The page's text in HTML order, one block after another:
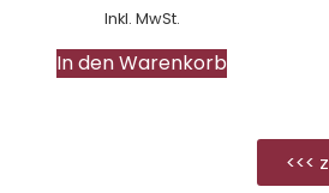
Inkl. MwSt.
In den Warenkorb
<<<